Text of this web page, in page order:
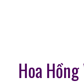
Hoa